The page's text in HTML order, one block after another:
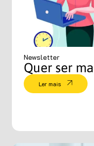
Newsletter
Quer ser
Ler mais